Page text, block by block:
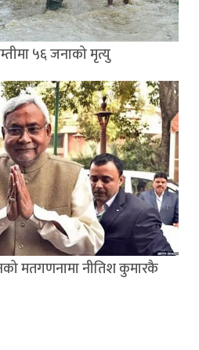
५६ जनाको मृत्यु
मतगणनामा नीतिश कुमारकै